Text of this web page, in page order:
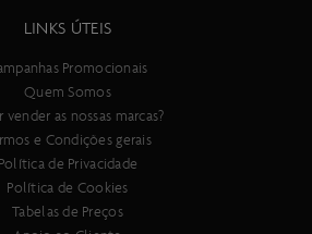
LINKS ÚTEIS
Promocionais
Quem Somos
vender as nossas marcas?
e Condições gerais
Política de Privacidade
Política de Cookies
Tabelas de Preços